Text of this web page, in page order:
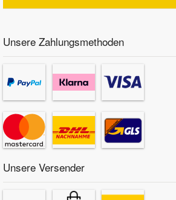
Unsere Zahlungsmethoden
Unsere Versender